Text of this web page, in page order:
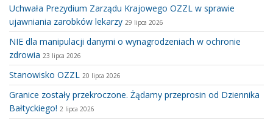
Uchwała Prezydium Zarządu Krajowego OZZL w sprawie
ujawniania zarobków lekarzy 29 lipca 2026
NIE dla manipulacji danymi o wynagrodzeniach w ochronie
zdrowia 23 lipca 2026
Stanowisko OZZL 20 lipca 2026
Granice zostały przekroczone. Żądamy przeprosin od Dziennika
Bałtyckiego! 2 lipca 2026